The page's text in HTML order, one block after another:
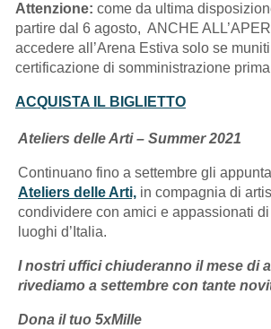
Attenzione: come da ultima
partire dal 6 agosto, ANCHE
accedere all’Arena Estiva solo se
certificazione di somministrazione
ACQUISTA IL BIGLIETTO
Ateliers delle Arti – Summer 2021
Continuano fino a settembre gli
Ateliers delle Arti, in compagnia di
condividere con amici e appassionati
luoghi d’Italia.
I nostri uffici chiuderanno il mese di
rivediamo a settembre con tante
Dona il tuo 5xMille